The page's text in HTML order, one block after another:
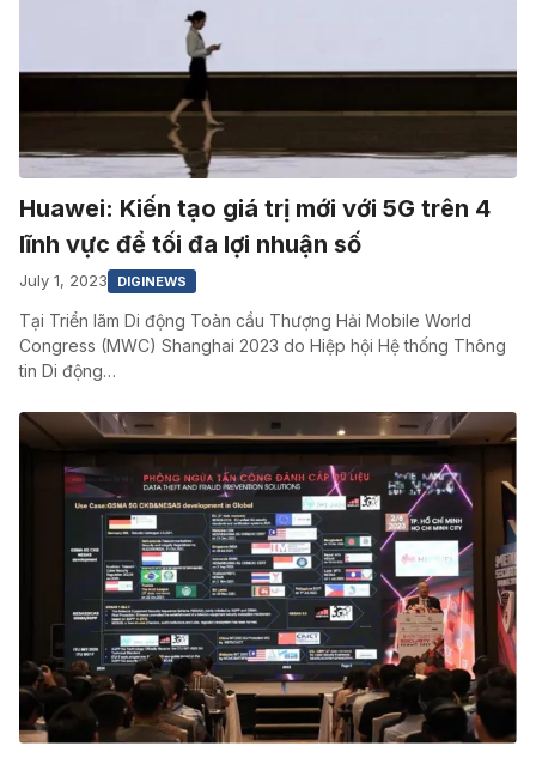
Huawei: Kiến tạo giá trị mới với 5G trên 4
lĩnh vực để tối đa lợi nhuận số
July 1, 2023 DIGINEWS
Tại Triển lãm Di động Toàn cầu Thượng Hải Mobile World
Congress (MWC) Shanghai 2023 do Hiệp hội Hệ thống Thông
tin Di động…